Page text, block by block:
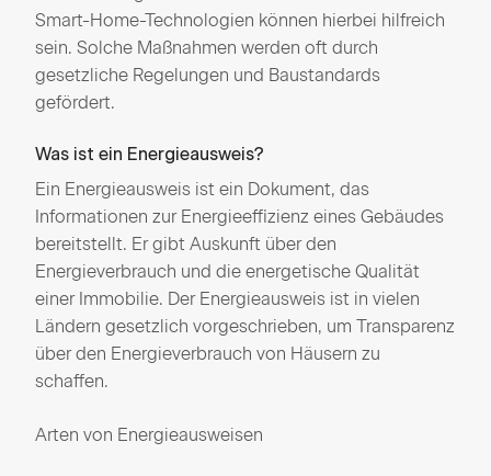
Smart-Home-Technologien können hierbei hilfreich
sein. Solche Maßnahmen werden oft durch
gesetzliche Regelungen und Baustandards
gefördert.
Was ist ein Energieausweis?
Ein Energieausweis ist ein Dokument, das
Informationen zur Energieeffizienz eines Gebäudes
bereitstellt. Er gibt Auskunft über den
Energieverbrauch und die energetische Qualität
einer Immobilie. Der Energieausweis ist in vielen
Ländern gesetzlich vorgeschrieben, um Transparenz
über den Energieverbrauch von Häusern zu
schaffen.
Arten von Energieausweisen